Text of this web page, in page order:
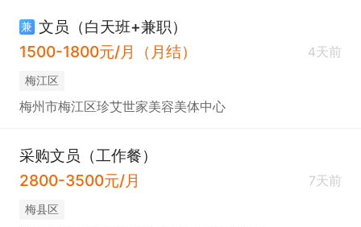
兼 文员（白天班+兼职）
1500-1800元/月（月结）
4天前
梅江区
梅州市梅江区珍艾世家美容美体中心
采购文员（工作餐）
2800-3500元/月
7天前
梅县区